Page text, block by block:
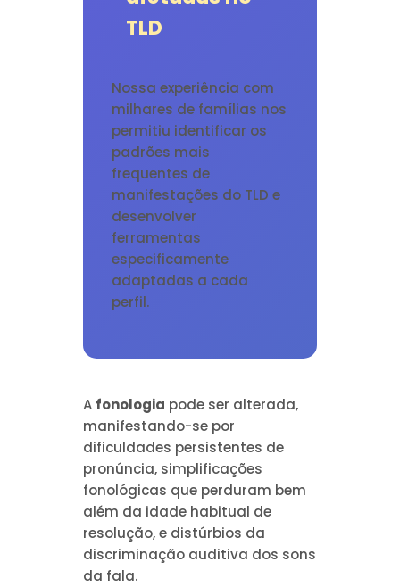
TLD
Nossa experiência com
milhares de famílias nos
permitiu identificar os
padrões mais
frequentes de
manifestações do TLD e
desenvolver
ferramentas
especificamente
adaptadas a cada
perfil.
A fonologia pode ser alterada,
manifestando-se por
dificuldades persistentes de
pronúncia, simplificações
fonológicas que perduram bem
além da idade habitual de
resolução, e distúrbios da
discriminação auditiva dos sons
da fala.